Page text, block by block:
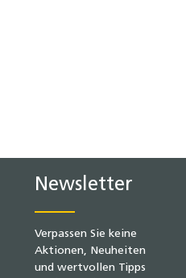
Newsletter
Verpassen Sie keine
Aktionen, Neuheiten
und wertvollen Tipps